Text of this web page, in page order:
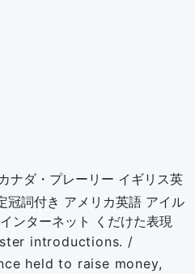
カナダ・プレーリー イギリス英
冠詞付き アメリカ英語 アイル
インターネット
くだけた表現
introductions. /
held to raise money,